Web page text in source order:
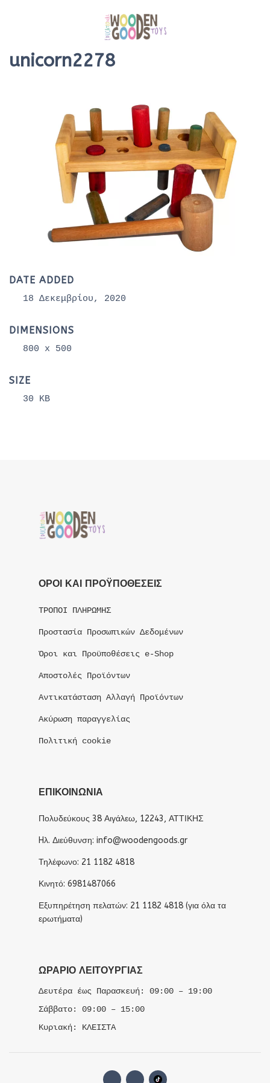
unicorn2278
DATE ADDED
18 Δεκεμβρίου, 2020
DIMENSIONS
800 x 500
SIZE
30 KB
ΟΡΟΙ ΚΑΙ ΠΡΟΫΠΟΘΕΣΕΙΣ
ΤΡΟΠΟΙ ΠΛΗΡΩΜΗΣ
Προστασία Προσωπικών Δεδομένων
Όροι και Προϋποθέσεις e-Shop
Αποστολές Προϊόντων
Αντικατάσταση Αλλαγή Προϊόντων
Ακύρωση παραγγελίας
Πολιτική cookie
ΕΠΙΚΟΙΝΩΝΙΑ
Πολυδεύκους 38 Αιγάλεω, 12243, ΑΤΤΙΚΗΣ
Hλ. Διεύθυνση: info@woodengoods.gr
Τηλέφωνο: 21 1182 4818
Κινητό: 6981487066
Εξυπηρέτηση πελατών: 21 1182 4818 (για όλα τα
ερωτήματα)
ΩΡΆΡΙΟ ΛΕΙΤΟΥΡΓΊΑΣ
Δευτέρα έως Παρασκευή: 09:00 – 19:00
Σάββατο: 09:00 – 15:00
Κυριακή: ΚΛΕΙΣΤΑ